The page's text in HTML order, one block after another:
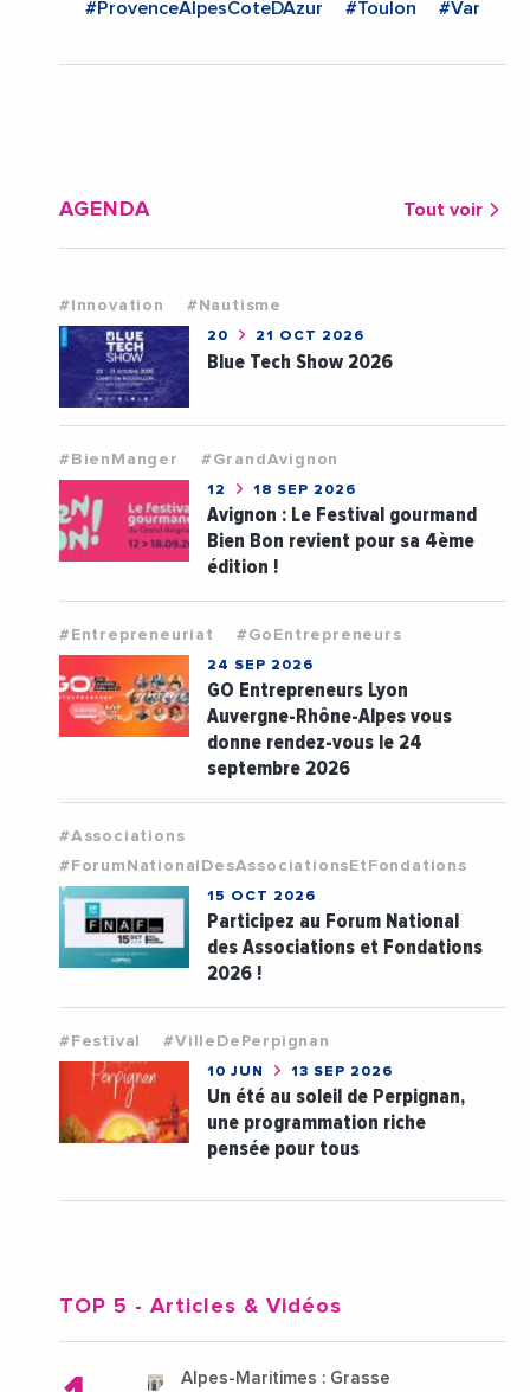
#ProvenceAlpesCoteDAzur #Toulon #Var
AGENDA Tout voir
#Innovation #Nautisme
20 21 OCT 2026
Blue Tech Show 2026
#BienManger #GrandAvignon
12 18 SEP 2026
Avignon : Le Festival gourmand
Bien Bon revient pour sa 4ème
édition !
#Entrepreneuriat #GoEntrepreneurs
24 SEP 2026
GO Entrepreneurs Lyon
Auvergne-Rhône-Alpes vous
donne rendez-vous le 24
septembre 2026
#Associations
#ForumNationalDesAssociationsEtFondations
15 OCT 2026
Participez au Forum National
des Associations et Fondations
2026 !
#Festival #VilleDePerpignan
10 JUN 13 SEP 2026
Un été au soleil de Perpignan,
une programmation riche
pensée pour tous
TOP 5 - Articles & Vidéos
Alpes-Maritimes : Grasse